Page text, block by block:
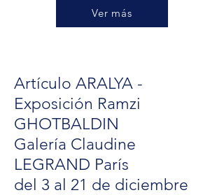
Ver más
Artículo ARALYA -
Exposición Ramzi
GHOTBALDIN
Galería Claudine
LEGRAND París
del 3 al 21 de diciembre